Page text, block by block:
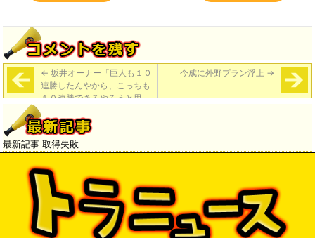
← 坂井オーナー「巨人も１０
連勝したんやから、こっちも
１０連勝できるやろうと思っ
てる」
今成に外野プラン浮上 →
最新記事 取得失敗